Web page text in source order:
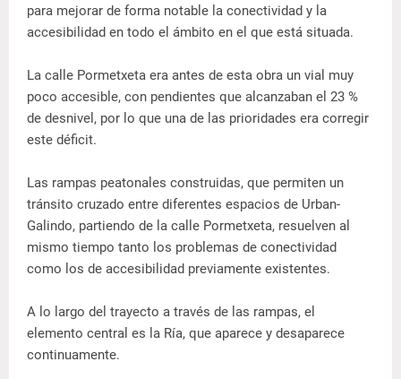
para mejorar de forma notable la conectividad y la
accesibilidad en todo el ámbito en el que está situada.
La calle Pormetxeta era antes de esta obra un vial muy
poco accesible, con pendientes que alcanzaban el 23 %
de desnivel, por lo que una de las prioridades era corregir
este déficit.
Las rampas peatonales construidas, que permiten un
tránsito cruzado entre diferentes espacios de Urban-
Galindo, partiendo de la calle Pormetxeta, resuelven al
mismo tiempo tanto los problemas de conectividad
como los de accesibilidad previamente existentes.
A lo largo del trayecto a través de las rampas, el
elemento central es la Ría, que aparece y desaparece
continuamente.